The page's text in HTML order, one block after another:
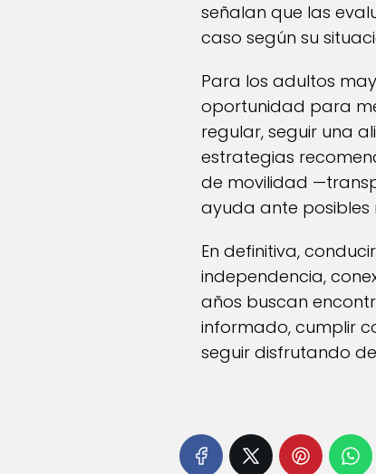
señalan que las
caso según su
Para los adultos
oportunidad para
regular, seguir una
estrategias
de movilidad
ayuda ante posibles
En definitiva,
independencia,
años buscan
informado, cumplir
seguir disfrutando